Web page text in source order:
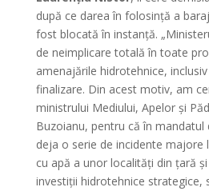
după ce darea în folosință a
fost blocată în instanță.
de neimplicare totală în toate
amenajările hidrotehnice,
finalizare. Din acest motiv, am
ministrului Mediului, Apelor și
Buzoianu, pentru că în mandatul
deja o serie de incidente majore
cu apă a unor localități din țară
investiții hidrotehnice strategice,